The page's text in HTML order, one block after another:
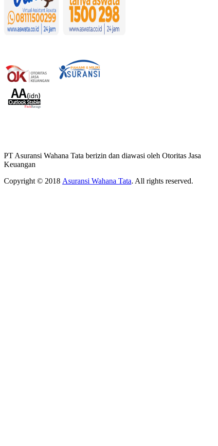
PT Asuransi Wahana Tata berizin dan diawasi oleh Otoritas Jasa
Keuangan
Copyright © 2018 Asuransi Wahana Tata. All rights reserved.